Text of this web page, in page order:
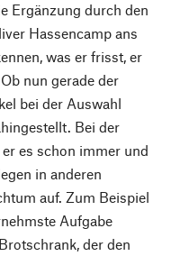
Ergänzung durch den
Hassencamp ans
was er frisst, er
nun gerade der
bei der Auswahl
Bei der
es schon immer und
in anderen
auf. Zum Beispiel
Aufgabe
der den